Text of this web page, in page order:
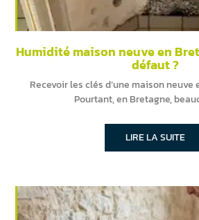
Humidité maison neuve en
défaut ?
Recevoir les clés d’une maison
Pourtant, en Bretagne,
LIRE LA SUITE